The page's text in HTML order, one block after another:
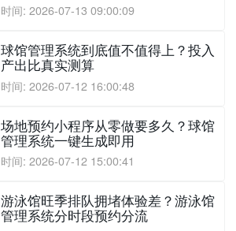
时间: 2026-07-13 09:00:09
球馆管理系统到底值不值得上？投入
产出比真实测算
时间: 2026-07-12 16:00:48
场地预约小程序从零做要多久？球馆
管理系统一键生成即用
时间: 2026-07-12 15:00:41
游泳馆旺季排队拥堵体验差？游泳馆
管理系统分时段预约分流